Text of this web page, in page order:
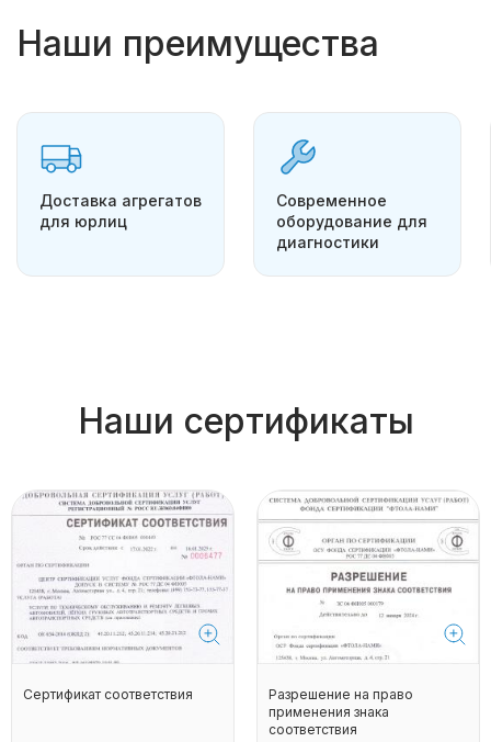
Наши преимущества
Доставка агрегатов
для юрлиц
Современное
оборудование для
диагностики
Наши сертификаты
Сертификат соответствия
Разрешение на право
применения знака
соответствия